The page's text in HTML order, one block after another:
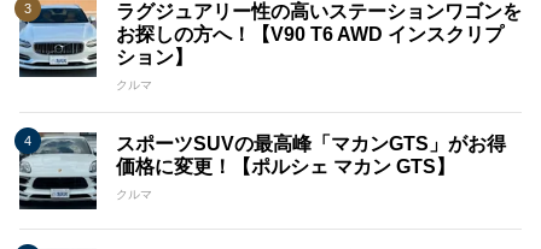
ラグジュアリー性の高いステーションワゴンを
お探しの方へ！【V90 T6 AWD インスクリプ
ション】
クルマ
スポーツSUVの最高峰「マカンGTS」がお得
価格に変更！【ポルシェ マカン GTS】
クルマ